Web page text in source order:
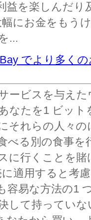
益を楽しんだ
にお金をもう
...
でより多く
ービスを与え
なたを1 ビッ
それらの人々
べる別の食事
に行くことを
適用すると考
容易な方法の1
して持ってい